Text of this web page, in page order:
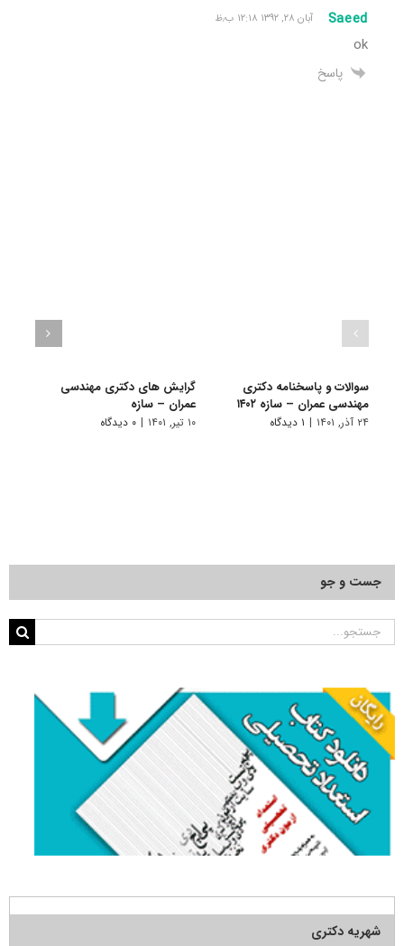
Saeed آبان ۲۸, ۱۳۹۲ ۱۲:۱۸ ب٫ظ
ok
پاسخ
سوالات و پاسخنامه دکتری
مهندسی عمران – سازه ۱۴۰۲
۲۴ آذر, ۱۴۰۱ | ۱ دیدگاه
گرایش های دکتری ﻣﻬﻨﺪسی
ﻋﻤﺮان – ﺳﺎزه
۱۰ تیر, ۱۴۰۱ | ۰ دیدگاه
جست و جو
جستجو
شهریه دکتری